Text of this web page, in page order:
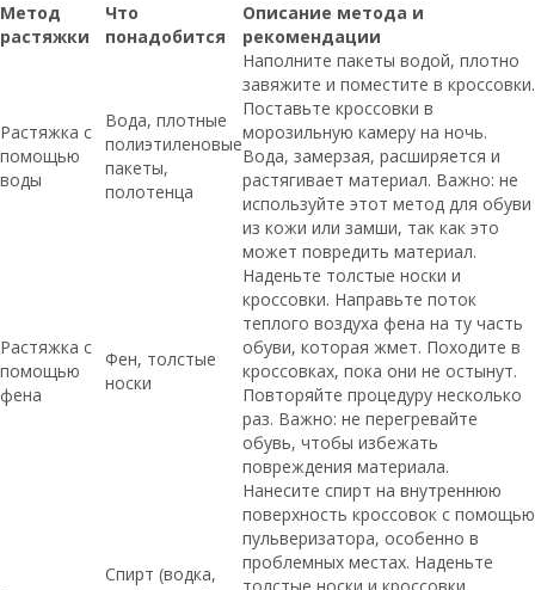
Метод
растяжки
Что
понадобится
Описание метода и
рекомендации
Растяжка с
помощью
воды
Вода, плотные
полиэтиленовые
пакеты,
полотенца
Наполните пакеты водой, плотно
завяжите и поместите в кроссовки.
Поставьте кроссовки в
морозильную камеру на ночь.
Вода, замерзая, расширяется и
растягивает материал. Важно: не
используйте этот метод для обуви
из кожи или замши, так как это
может повредить материал.
Растяжка с
помощью
фена
Фен, толстые
носки
Наденьте толстые носки и
кроссовки. Направьте поток
теплого воздуха фена на ту часть
обуви, которая жмет. Походите в
кроссовках, пока они не остынут.
Повторяйте процедуру несколько
раз. Важно: не перегревайте
обувь, чтобы избежать
повреждения материала.
Спирт (водка,
Нанесите спирт на внутреннюю
поверхность кроссовок с помощью
пульверизатора, особенно в
проблемных местах. Наденьте